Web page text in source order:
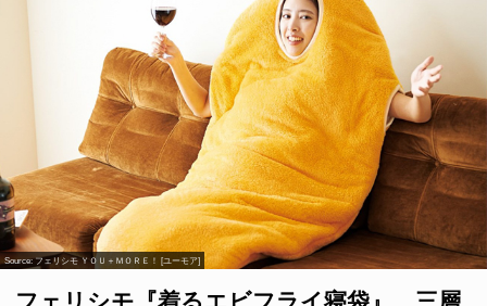
Source:フェリシモ ＹＯＵ＋ＭＯＲＥ！ [ユーモア]